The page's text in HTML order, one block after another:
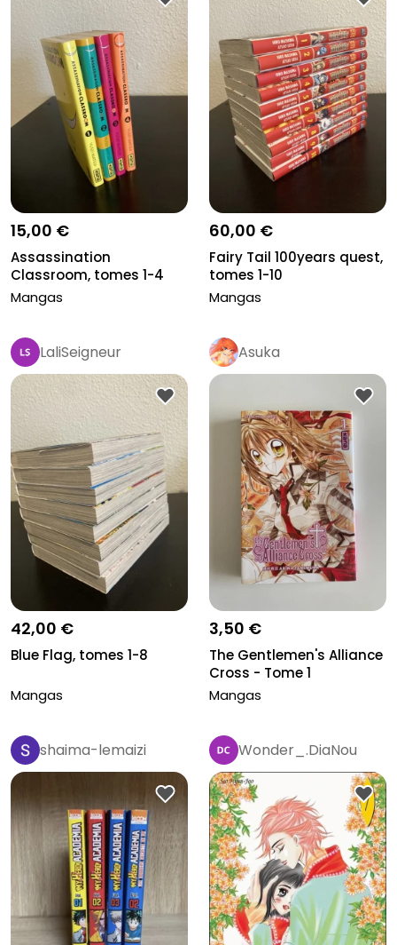
15,00 €
Assassination
Classroom, tomes 1-4
Mangas
60,00 €
Fairy Tail 100years quest,
tomes 1-10
Mangas
LaliSeigneur
42,00 €
Blue Flag, tomes 1-8
Mangas
Asuka
3,50 €
The Gentlemen's Alliance
Cross - Tome 1
Mangas
shaima-lemaizi Wonder_.DiaNou